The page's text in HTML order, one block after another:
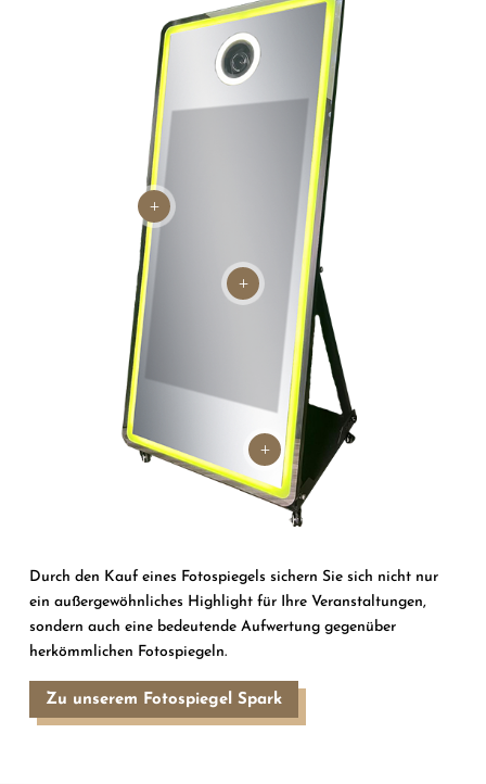
L
L
L
Durch den Kauf eines Fotospiegels sichern Sie sich nicht nur
ein außergewöhnliches Highlight für Ihre Veranstaltungen,
sondern auch eine bedeutende Aufwertung gegenüber
herkömmlichen Fotospiegeln.
Zu unserem Fotospiegel Spark